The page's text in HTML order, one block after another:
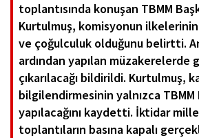
toplantısında konuşan TBMM
Kurtulmuş, komisyonun ilkelerinin
ve çoğulculuk olduğunu belirtti.
ardından yapılan müzakerelerde
çıkarılacağı bildirildi. Kurtulmuş,
bilgilendirmesinin yalnızca TBMM
yapılacağını kaydetti. İktidar
toplantıların basına kapalı